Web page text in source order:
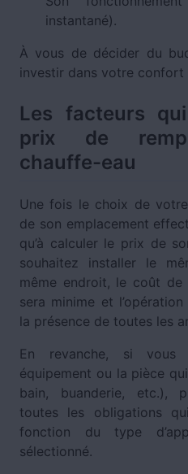
instantané).
À vous de décider du
investir dans votre confort
Les facteurs
prix de
chauffe-eau
Une fois le choix de
de son emplacement
qu’à calculer le prix de
souhaitez installer le
même endroit, le coût
sera minime et
la présence de toutes les
En revanche, si vous
équipement ou la pièce
bain, buanderie, etc.),
toutes les obligations
fonction du type
sélectionné.